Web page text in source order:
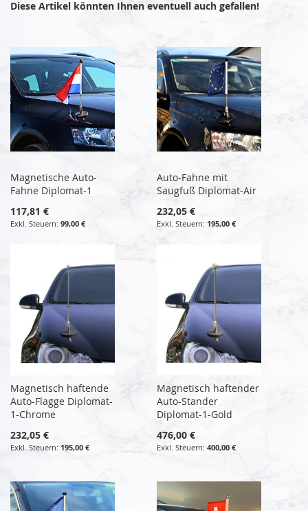
Diese Artikel könnten Ihnen eventuell auch gefallen!
Magnetische Auto-
Fahne Diplomat-1
117,81 €
99,00 €
Auto-Fahne mit
Saugfuß Diplomat-Air
232,05 €
195,00 €
Magnetisch haftende
Auto-Flagge Diplomat-
1-Chrome
232,05 €
195,00 €
Magnetisch haftender
Auto-Stander
Diplomat-1-Gold
476,00 €
400,00 €